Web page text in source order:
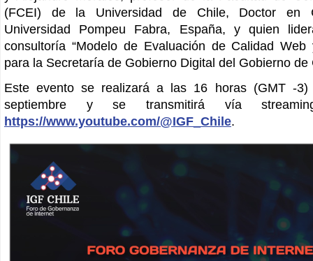
(FCEI) de la Universidad de Chile, Doctor en
Universidad Pompeu Fabra, España, y quien
consultoría “Modelo de Evaluación de Calidad Web
para la Secretaría de Gobierno Digital del Gobierno de
Este evento se realizará a las 16 horas (GMT -
septiembre y se transmitirá vía
https://www.youtube.com/@IGF_Chile.